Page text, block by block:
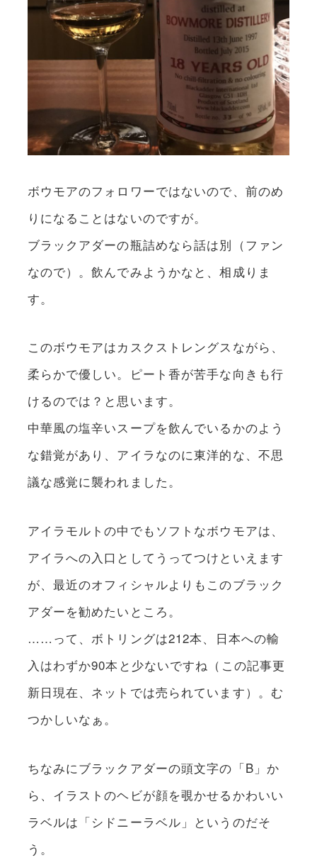
ボウモアのフォロワーではないので、前のめ
りになることはないのですが。
ブラックアダーの瓶詰めなら話は別（ファン
なので）。飲んでみようかなと、相成りま
す。
このボウモアはカスクストレングスながら、
柔らかで優しい。ピート香が苦手な向きも行
けるのでは？と思います。
中華風の塩辛いスープを飲んでいるかのよう
な錯覚があり、アイラなのに東洋的な、不思
議な感覚に襲われました。
アイラモルトの中でもソフトなボウモアは、
アイラへの入口としてうってつけといえます
が、最近のオフィシャルよりもこのブラック
アダーを勧めたいところ。
……って、ボトリングは212本、日本への輸
入はわずか90本と少ないですね（この記事更
新日現在、ネットでは売られています）。む
つかしいなぁ。
ちなみにブラックアダーの頭文字の「B」か
ら、イラストのヘビが顔を覗かせるかわいい
ラベルは「シドニーラベル」というのだそ
う。